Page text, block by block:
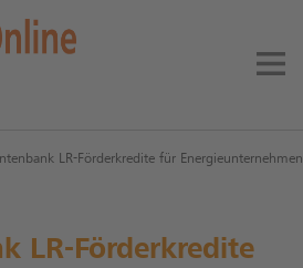
LR-Förderkredite für Energieunternehmen
LR-Förderkredite